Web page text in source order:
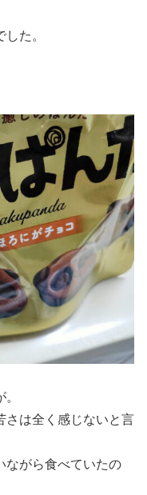
た。
さは全く感じないと言
ながら食べていたの